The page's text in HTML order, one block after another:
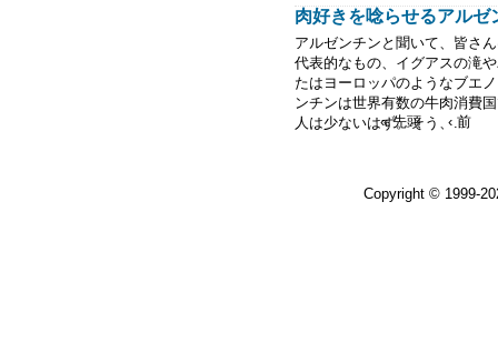
肉好きを唸らせるアル
アルゼンチンと聞いて、皆さ
代表的なもの、イグアスの滝
たはヨーロッパのようなブエ
ンチンは世界有数の牛肉消費
人は少ないはず。そう、...
« 先頭 ‹ 前
Copyright © 1999-